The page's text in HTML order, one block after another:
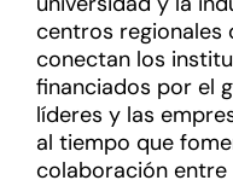
centros regionales
conectan los
financiados por el
líderes y las
al tiempo que
colaboración entre